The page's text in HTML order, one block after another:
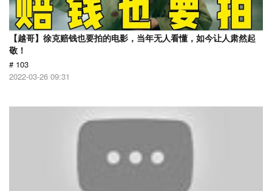
【越哥】徐克赔钱也要拍的电影，当年无人看懂，如今让人肃然起
敬！
# 103
2022-03-26 09:31